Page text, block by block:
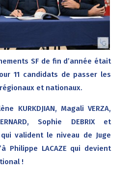
SF de fin d’année était
11 candidats de passer les
et nationaux.
KURKDJIAN, Magali VERZA,
Sophie DEBRIX et
qui valident le niveau de Juge
Philippe LACAZE qui devient
!